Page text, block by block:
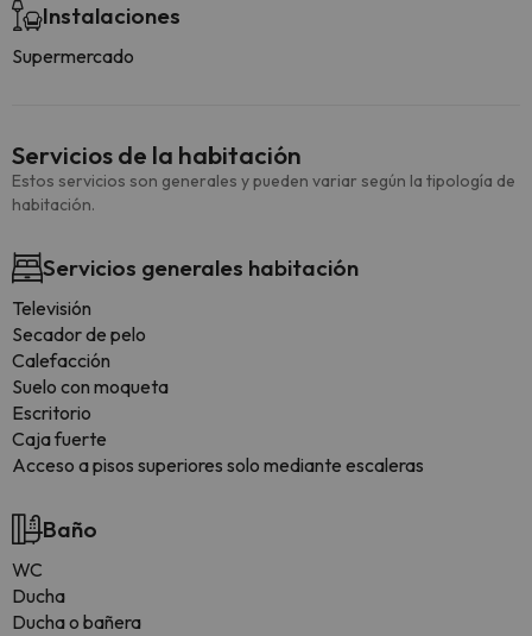
Instalaciones
Supermercado
Servicios de la habitación
Estos servicios son generales y pueden variar según la tipología de
habitación.
Servicios generales habitación
Televisión
Secador de pelo
Calefacción
Suelo con moqueta
Escritorio
Caja fuerte
Acceso a pisos superiores solo mediante escaleras
Baño
WC
Ducha
Ducha o bañera